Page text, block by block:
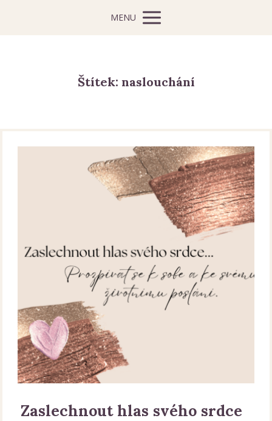
MENU
Štítek: naslouchání
Zaslechnout hlas svého srdce